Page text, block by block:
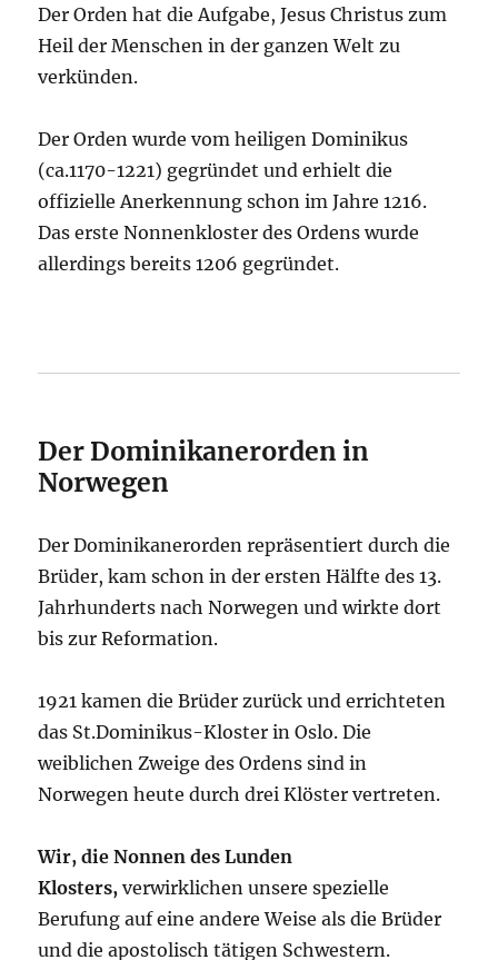
Der Orden hat die Aufgabe, Jesus Christus zum
Heil der Menschen in der ganzen Welt zu
verkünden.
Der Orden wurde vom heiligen Dominikus
(ca.1170-1221) gegründet und erhielt die
offizielle Anerkennung schon im Jahre 1216.
Das erste Nonnenkloster des Ordens wurde
allerdings bereits 1206 gegründet.
Der Dominikanerorden in
Norwegen
Der Dominikanerorden repräsentiert durch die
Brüder, kam schon in der ersten Hälfte des 13.
Jahrhunderts nach Norwegen und wirkte dort
bis zur Reformation.
1921 kamen die Brüder zurück und errichteten
das St.Dominikus-Kloster in Oslo. Die
weiblichen Zweige des Ordens sind in
Norwegen heute durch drei Klöster vertreten.
Wir, die Nonnen des Lunden
Klosters, verwirklichen unsere spezielle
Berufung auf eine andere Weise als die Brüder
und die apostolisch tätigen Schwestern.